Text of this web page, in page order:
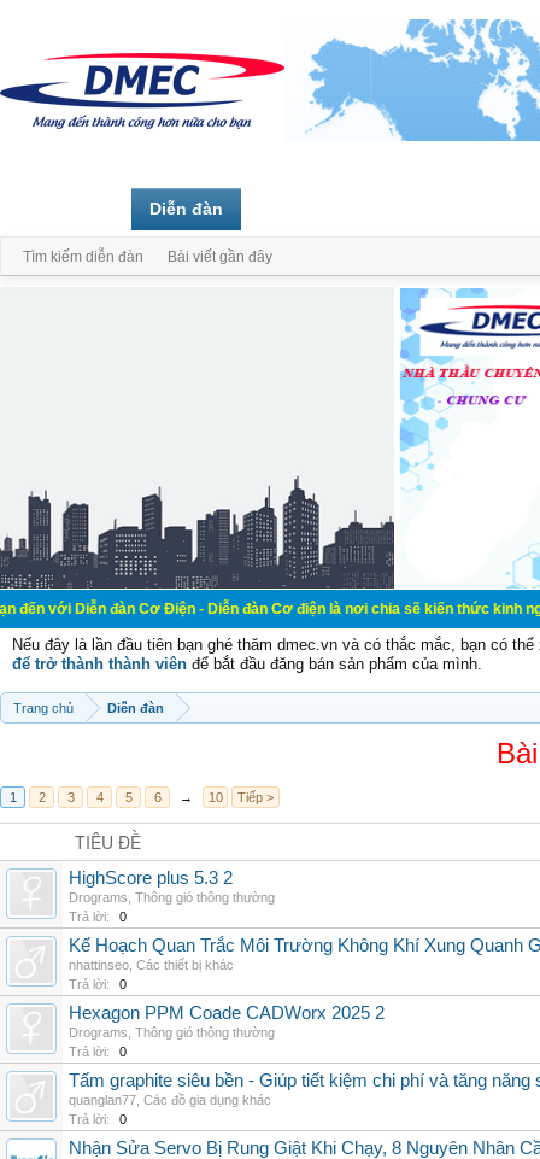
đàn Cơ Điện - Diễn đàn Cơ điện là nơi chia sẽ kiến thức kinh nghiệm
Nếu đây là lần đầu tiên bạn ghé thăm dmec.vn và có thắc mắc, bạn có
để trở thành thành viên để bắt đầu đăng bán sản phẩm của mình.
Trang chủ Diễn đàn
1 2 3 4 5 6 → 10 Tiếp >
TIÊU ĐỀ
HighScore plus 5.3 2
Drograms Thông gió thông thường
Trả lời:
0
Kế Hoạch Quan Trắc Môi Trường Không Khí Xung Quanh
nhattinseo Các thiết bị khác
Trả lời:
0
Hexagon PPM Coade CADWorx 2025 2
Drograms Thông gió thông thường
Trả lời:
0
Tấm graphite siêu bền - Giúp tiết kiệm chi phí và tăng năng
quanglan77 Các đồ gia dụng khác
Trả lời:
0
Nhận Sửa Servo Bị Rung Giật Khi Chạy, 8 Nguyên Nhân
Diễn đàn
Tìm kiếm diễn đàn Bài viết gần đây